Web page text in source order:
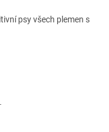
psy všech plemen s